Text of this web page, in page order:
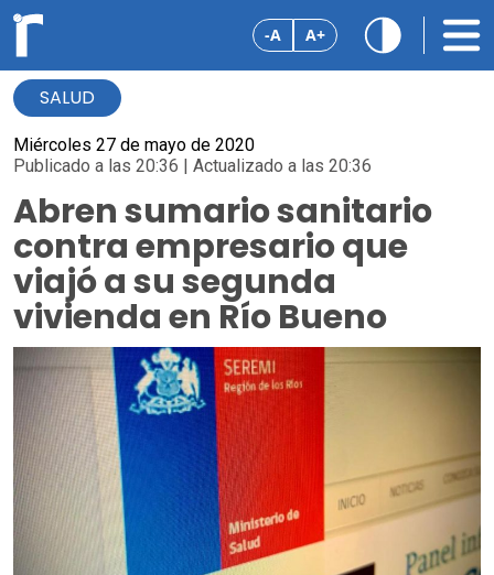
-A A+
SALUD
Miércoles 27 de mayo de 2020
Publicado a las 20:36 | Actualizado a las 20:36
Abren sumario sanitario
contra empresario que
viajó a su segunda
vivienda en Río Bueno